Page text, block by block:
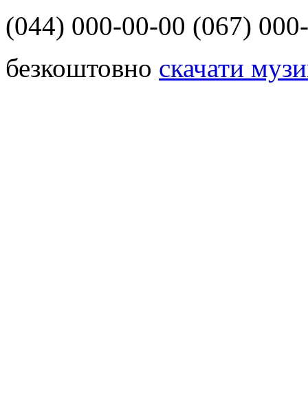
(044) 000-00-00 (067)
безкоштовно скачати